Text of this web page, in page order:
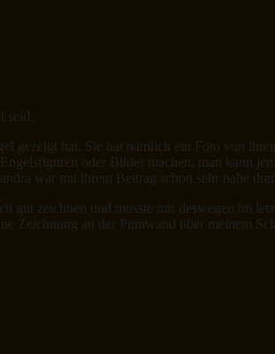
seid.
gezeigt hat. Sie hat nämlich ein Foto von
oder Bilder machen, man kann
war mit ihrem Beitrag schon sehr nahe
zeichnen und musste mir deswegen im
Zeichnung an der Pinnwand über meinem